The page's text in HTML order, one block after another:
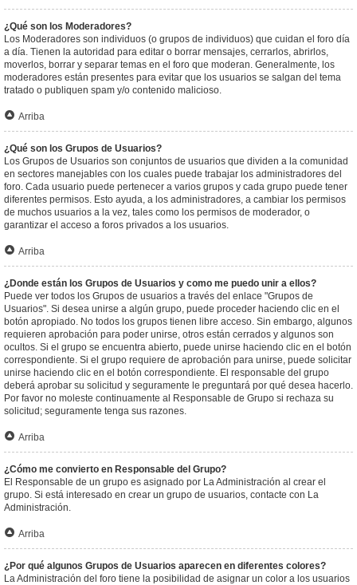
¿Qué son los Moderadores?
Los Moderadores son individuos (o grupos de individuos) que cuidan el foro día
a día. Tienen la autoridad para editar o borrar mensajes, cerrarlos, abrirlos,
moverlos, borrar y separar temas en el foro que moderan. Generalmente, los
moderadores están presentes para evitar que los usuarios se salgan del tema
tratado o publiquen spam y/o contenido malicioso.
Arriba
¿Qué son los Grupos de Usuarios?
Los Grupos de Usuarios son conjuntos de usuarios que dividen a la comunidad
en sectores manejables con los cuales puede trabajar los administradores del
foro. Cada usuario puede pertenecer a varios grupos y cada grupo puede tener
diferentes permisos. Esto ayuda, a los administradores, a cambiar los permisos
de muchos usuarios a la vez, tales como los permisos de moderador, o
garantizar el acceso a foros privados a los usuarios.
Arriba
¿Donde están los Grupos de Usuarios y como me puedo unir a ellos?
Puede ver todos los Grupos de usuarios a través del enlace "Grupos de
Usuarios". Si desea unirse a algún grupo, puede proceder haciendo clic en el
botón apropiado. No todos los grupos tienen libre acceso. Sin embargo, algunos
requieren aprobación para poder unirse, otros están cerrados y algunos son
ocultos. Si el grupo se encuentra abierto, puede unirse haciendo clic en el botón
correspondiente. Si el grupo requiere de aprobación para unirse, puede solicitar
unirse haciendo clic en el botón correspondiente. El responsable del grupo
deberá aprobar su solicitud y seguramente le preguntará por qué desea hacerlo.
Por favor no moleste continuamente al Responsable de Grupo si rechaza su
solicitud; seguramente tenga sus razones.
Arriba
¿Cómo me convierto en Responsable del Grupo?
El Responsable de un grupo es asignado por La Administración al crear el
grupo. Si está interesado en crear un grupo de usuarios, contacte con La
Administración.
Arriba
¿Por qué algunos Grupos de Usuarios aparecen en diferentes colores?
La Administración del foro tiene la posibilidad de asignar un color a los usuarios